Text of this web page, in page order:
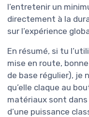
l’entretenir un
directement à la
sur l’expérience
En résumé, si tu
mise en route,
de base régulier), je
qu’elle claque au
matériaux sont
d’une puissance